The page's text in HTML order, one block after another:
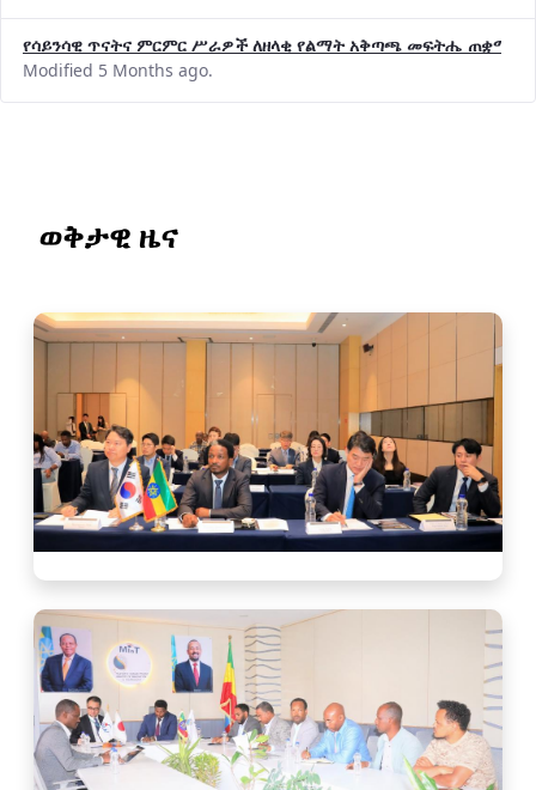
የሳይንሳዊ ጥናትና ምርምር ሥራዎች ለዘላቂ የልማት አቅጣጫ መፍትሔ ጠቋሚ
Modified 5 Months ago.
ወቅታዊ ዜና